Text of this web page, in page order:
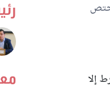
أستاذ مختص
إلا